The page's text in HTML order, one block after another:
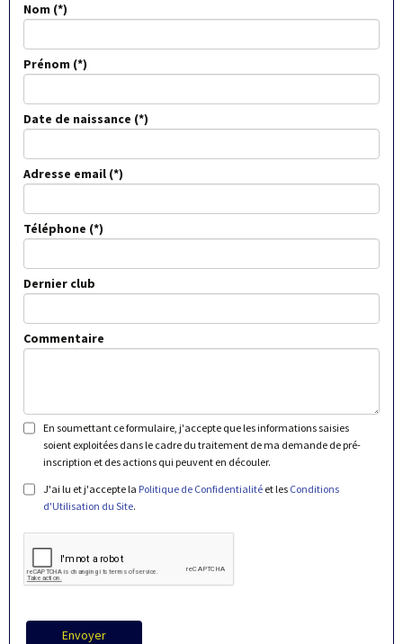
Nom
Prénom
Date de naissance
Adresse email
Téléphone
Dernier club
Commentaire
En soumettant ce formulaire, j'accepte que les informations saisies
soient exploitées dans le cadre du traitement de ma demande de pré-
inscription et des actions qui peuvent en découler.
J'ai lu et j'accepte la Politique de Confidentialité et les Conditions
d'Utilisation du Site.
Envoyer